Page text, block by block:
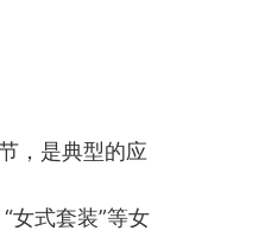
，是典型的应
女式套装”等女